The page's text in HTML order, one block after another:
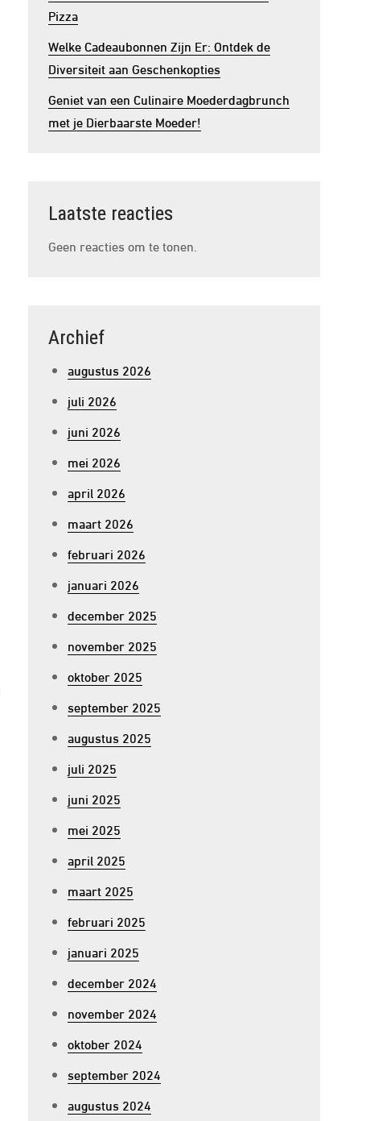
Pizza
Welke Cadeaubonnen Zijn Er: Ontdek de
Diversiteit aan Geschenkopties
Geniet van een Culinaire Moederdagbrunch
met je Dierbaarste Moeder!
Laatste reacties
Geen reacties om te tonen.
Archief
augustus 2026
juli 2026
juni 2026
mei 2026
april 2026
maart 2026
februari 2026
januari 2026
december 2025
november 2025
oktober 2025
september 2025
augustus 2025
juli 2025
juni 2025
mei 2025
april 2025
maart 2025
februari 2025
januari 2025
december 2024
november 2024
oktober 2024
september 2024
augustus 2024